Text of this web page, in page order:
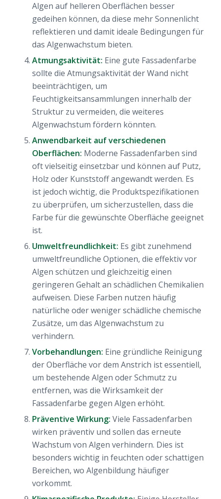
Algen auf helleren Oberflächen besser
gedeihen können, da diese mehr Sonnenlicht
reflektieren und damit ideale Bedingungen für
das Algenwachstum bieten.
Atmungsaktivität: Eine gute Fassadenfarbe
sollte die Atmungsaktivität der Wand nicht
beeinträchtigen, um
Feuchtigkeitsansammlungen innerhalb der
Struktur zu vermeiden, die weiteres
Algenwachstum fördern könnten.
Anwendbarkeit auf verschiedenen
Oberflächen: Moderne Fassadenfarben sind
oft vielseitig einsetzbar und können auf Putz,
Holz oder Kunststoff angewandt werden. Es
ist jedoch wichtig, die Produktspezifikationen
zu überprüfen, um sicherzustellen, dass die
Farbe für die gewünschte Oberfläche geeignet
ist.
Umweltfreundlichkeit: Es gibt zunehmend
umweltfreundliche Optionen, die effektiv vor
Algen schützen und gleichzeitig einen
geringeren Gehalt an schädlichen Chemikalien
aufweisen. Diese Farben nutzen häufig
natürliche oder weniger schädliche chemische
Zusätze, um das Algenwachstum zu
verhindern.
Vorbehandlungen: Eine gründliche Reinigung
der Oberfläche vor dem Anstrich ist essentiell,
um bestehende Algen oder Schmutz zu
entfernen, was die Wirksamkeit der
Fassadenfarbe gegen Algen erhöht.
Präventive Wirkung: Viele Fassadenfarben
wirken präventiv und sollen das erneute
Wachstum von Algen verhindern. Dies ist
besonders wichtig in feuchten oder schattigen
Bereichen, wo Algenbildung häufiger
vorkommt.